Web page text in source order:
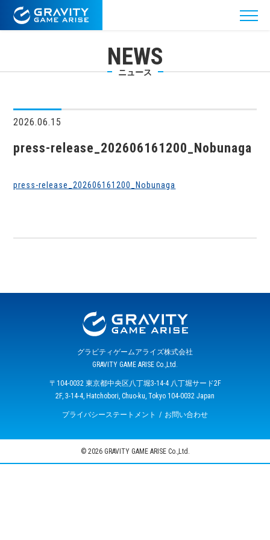
NEWS
ニュース
2026.06.15
press-release_202606161200_Nobunaga
press-release_202606161200_Nobunaga
グラビティゲームアライズ株式会社
GRAVITY GAME ARISE Co.,Ltd.
〒104-0032 東京都中央区八丁堀3-14-4 八丁堀サード2F
2F, 3-14-4, Hatchobori, Chuo-ku, Tokyo 104-0032 Japan
プライバシーステートメント お問い合わせ
© 2026 GRAVITY GAME ARISE Co.,Ltd.